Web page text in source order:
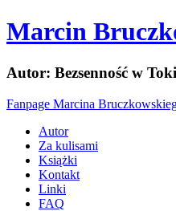
Marcin
Autor: Bezsenność w
Fanpage Marcina
Autor
Za kulisami
Książki
Kontakt
Linki
FAQ